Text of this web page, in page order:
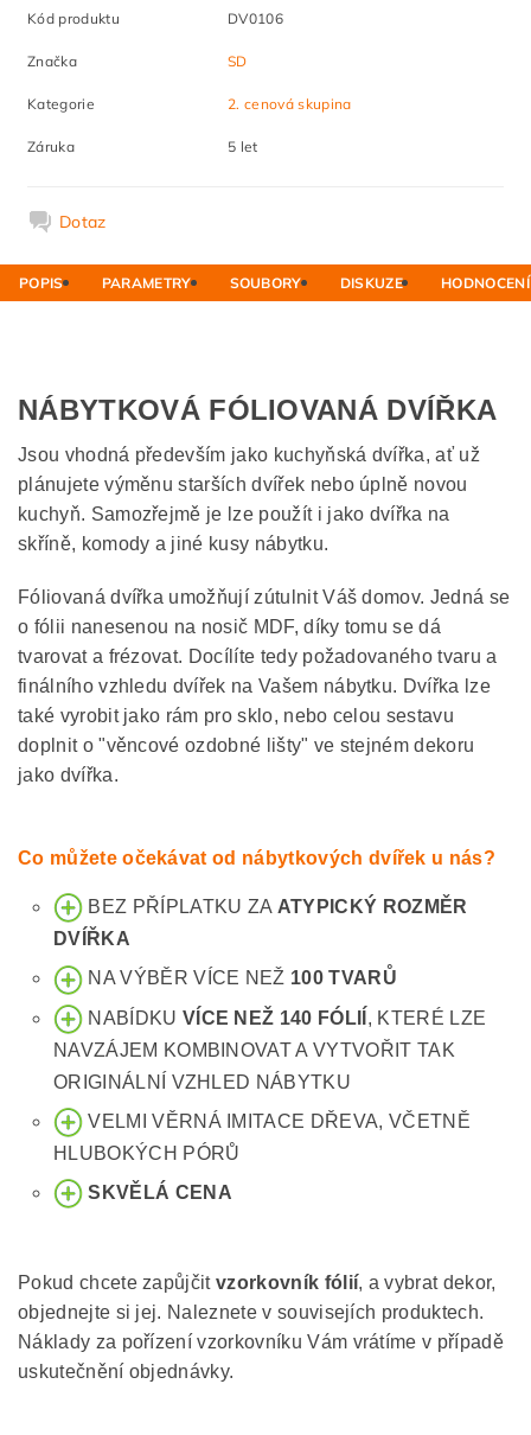
Kód produktu DV0106
Značka SD
Kategorie 2. cenová skupina
Záruka 5 let
Dotaz
POPIS PARAMETRY SOUBORY DISKUZE HODNOCENÍ
NÁBYTKOVÁ FÓLIOVANÁ DVÍŘKA
Jsou vhodná především jako kuchyňská dvířka, ať už
plánujete výměnu starších dvířek nebo úplně novou
kuchyň. Samozřejmě je lze použít i jako dvířka na
skříně, komody a jiné kusy nábytku.
Fóliovaná dvířka umožňují zútulnit Váš domov. Jedná se
o fólii nanesenou na nosič MDF, díky tomu se dá
tvarovat a frézovat. Docílíte tedy požadovaného tvaru a
finálního vzhledu dvířek na Vašem nábytku. Dvířka lze
také vyrobit jako rám pro sklo, nebo celou sestavu
doplnit o "věncové ozdobné lišty" ve stejném dekoru
jako dvířka.
Co můžete očekávat od nábytkových dvířek u nás?
BEZ PŘÍPLATKU ZA ATYPICKÝ ROZMĚR
DVÍŘKA
NA VÝBĚR VÍCE NEŽ 100 TVARŮ
NABÍDKU VÍCE NEŽ 140 FÓLIÍ , KTERÉ LZE
NAVZÁJEM KOMBINOVAT A VYTVOŘIT TAK
ORIGINÁLNÍ VZHLED NÁBYTKU
VELMI VĚRNÁ IMITACE DŘEVA, VČETNĚ
HLUBOKÝCH PÓRŮ
SKVĚLÁ CENA
Pokud chcete zapůjčitvzorkovník fólií, a vybrat dekor,
objednejte si jej. Naleznete v souvisejích produktech.
Náklady za pořízení vzorkovníku Vám vrátíme v případě
uskutečnění objednávky.